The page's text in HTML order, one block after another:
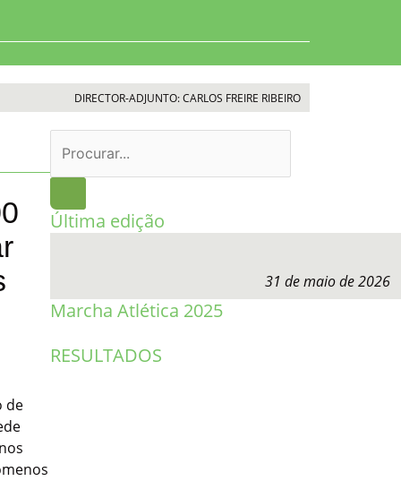
DIRECTOR-ADJUNTO: CARLOS FREIRE RIBEIRO
de
Última edição
31 de maio de 2026
Marcha Atlética 2025
RESULTADOS